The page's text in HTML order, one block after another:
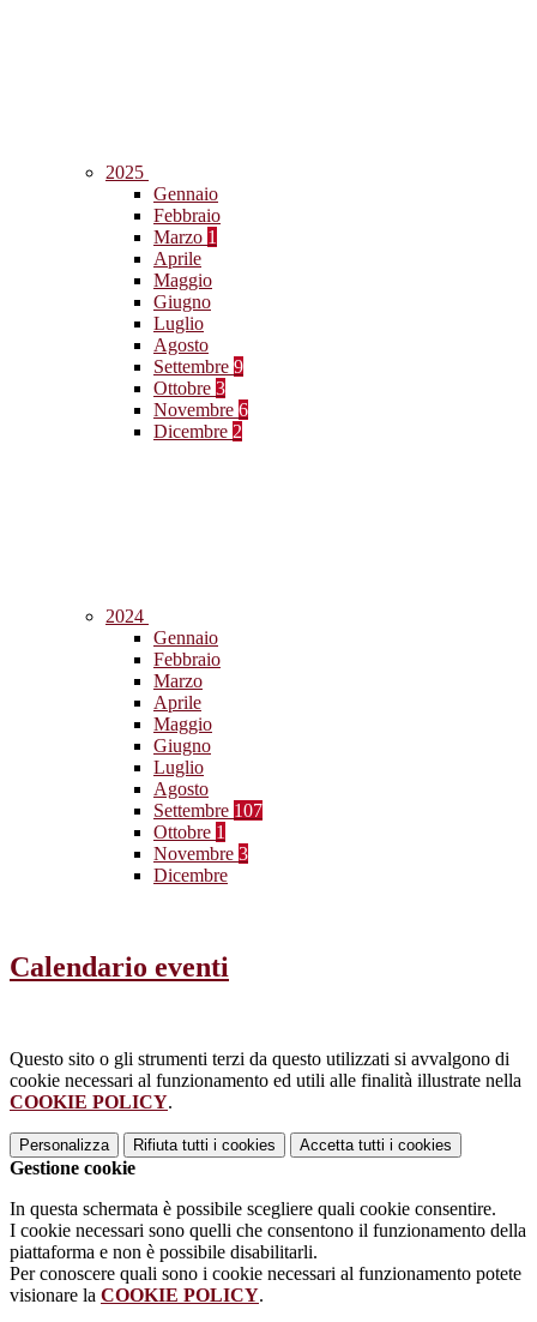
2025
Gennaio
Febbraio
Marzo 1
Aprile
Maggio
Giugno
Luglio
Agosto
Settembre 9
Ottobre 3
Novembre 6
Dicembre 2
2024
Gennaio
Febbraio
Marzo
Aprile
Maggio
Giugno
Luglio
Agosto
Settembre 107
Ottobre 1
Novembre 3
Dicembre
Calendario eventi
Questo sito o gli strumenti terzi da questo utilizzati si avvalgono di
cookie necessari al funzionamento ed utili alle finalità illustrate nella
COOKIE POLICY.
Personalizza Rifiuta tutti i cookies Accetta tutti i cookies
Gestione cookie
In questa schermata è possibile scegliere quali cookie consentire.
I cookie necessari sono quelli che consentono il funzionamento della
piattaforma e non è possibile disabilitarli.
Per conoscere quali sono i cookie necessari al funzionamento potete
visionare la COOKIE POLICY.